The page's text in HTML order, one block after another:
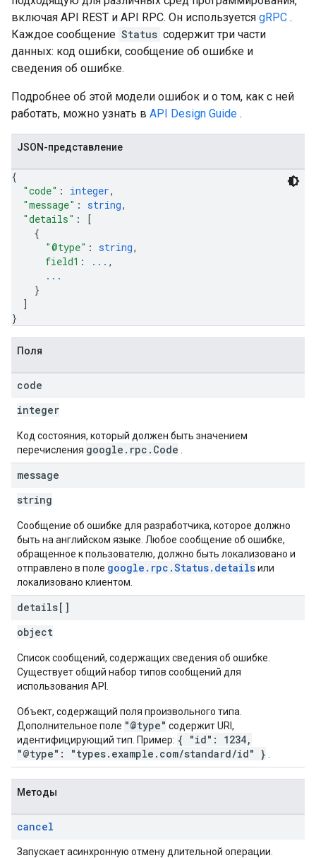
включая API REST и API RPC. Он используется gRPC .
Каждое сообщение Status содержит три части
данных: код ошибки, сообщение об ошибке и
сведения об ошибке.
Подробнее об этой модели ошибок и о том, как с ней
работать, можно узнать в API Design Guide .
JSON-представление
{
"code" : integer,
"message" : string,
"details" :
[
{
"@type" : string,
field1 : ... ,
...
}
]
}
Поля
code
integer
Код состояния, который должен быть значением
перечисления google.rpc.Code
message
string
Сообщение об ошибке для разработчика, которое должно
быть на английском языке. Любое сообщение об ошибке,
обращенное к пользователю, должно быть локализовано и
отправлено в поле google.rpc.Status.detailsили
локализовано клиентом.
details[]
object
Список сообщений, содержащих сведения об ошибке.
Существует общий набор типов сообщений для
использования API.
Объект, содержащий поля произвольного типа.
Дополнительное поле "@type" содержит URI,
идентифицирующий тип. Пример: { "id": 1234,
"@type": "types.example.com/standard/id" }
Методы
cancel
Запускает асинхронную отмену длительной операции.